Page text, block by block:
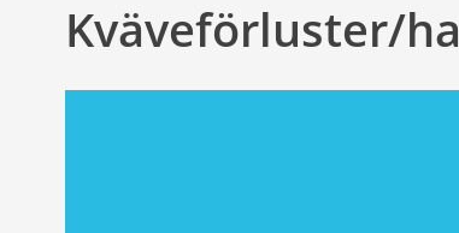
Kväveförluster/ha